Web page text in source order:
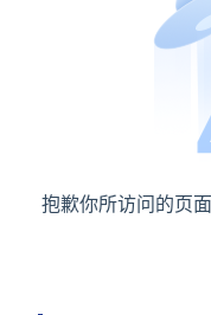
抱歉你所访问的页